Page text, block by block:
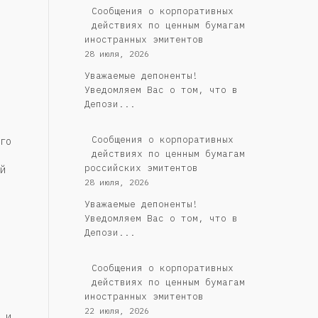
Сообщения о корпоративных
действиях по ценным бумагам
иностранных эмитентов
28 июля, 2026
Уважаемые депоненты!
Уведомляем Вас о том, что в
Депози...
Cообщения о корпоративных
действиях по ценным бумагам
российских эмитентов
28 июля, 2026
Уважаемые депоненты!
Уведомляем Вас о том, что в
Депози...
Сообщения о корпоративных
действиях по ценным бумагам
иностранных эмитентов
22 июля, 2026